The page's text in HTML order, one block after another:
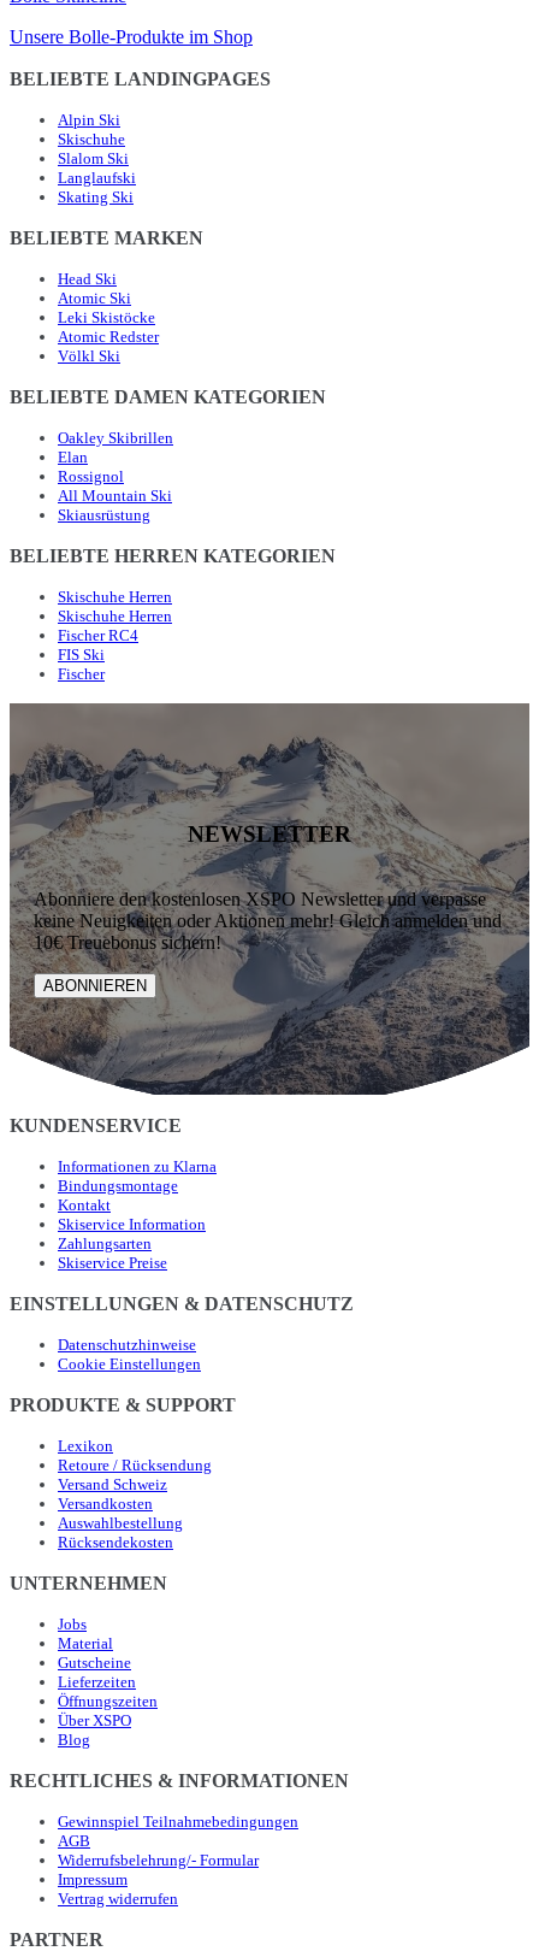
Unsere Bolle-Produkte im Shop
BELIEBTE LANDINGPAGES
Alpin Ski
Skischuhe
Slalom Ski
Langlaufski
Skating Ski
BELIEBTE MARKEN
Head Ski
Atomic Ski
Leki Skistöcke
Atomic Redster
Völkl Ski
BELIEBTE DAMEN KATEGORIEN
Oakley Skibrillen
Elan
Rossignol
All Mountain Ski
Skiausrüstung
BELIEBTE HERREN KATEGORIEN
Skischuhe Herren
Skischuhe Herren
Fischer RC4
FIS Ski
Fischer
NEWSLETTER
Abonniere den kostenlosen XSPO Newsletter und verpasse
keine Neuigkeiten oder Aktionen mehr! Gleich anmelden und
10€ Treuebonus sichern!
ABONNIEREN
KUNDENSERVICE
Informationen zu Klarna
Bindungsmontage
Kontakt
Skiservice Information
Zahlungsarten
Skiservice Preise
EINSTELLUNGEN & DATENSCHUTZ
Datenschutzhinweise
Cookie Einstellungen
PRODUKTE & SUPPORT
Lexikon
Retoure / Rücksendung
Versand Schweiz
Versandkosten
Auswahlbestellung
Rücksendekosten
UNTERNEHMEN
Jobs
Material
Gutscheine
Lieferzeiten
Öffnungszeiten
Über XSPO
Blog
RECHTLICHES & INFORMATIONEN
Gewinnspiel Teilnahmebedingungen
AGB
Widerrufsbelehrung/- Formular
Impressum
Vertrag widerrufen
PARTNER